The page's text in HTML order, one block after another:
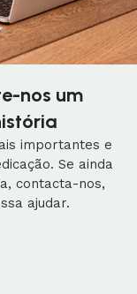
nos um
importantes e
Se ainda
contacta-nos,
ajudar.